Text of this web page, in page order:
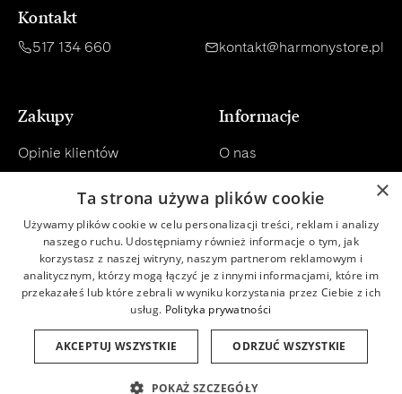
Kontakt
517 134 660 kontakt@harmonystore.pl
Zakupy
Opinie klientów
Konsultacja
Dostawa
Płatności
Zwroty
Program lojalnościowy
Informacje
O nas
Regulamin
Polityka prywatności
Newsletter
Baza wiedzy
Baza składników INCI
×
Ta strona używa plików cookie
Używamy plików cookie w celu personalizacji treści, reklam i analizy
naszego ruchu. Udostępniamy również informacje o tym, jak
korzystasz z naszej witryny, naszym partnerom reklamowym i
analitycznym, którzy mogą łączyć je z innymi informacjami, które im
przekazałeś lub które zebrali w wyniku korzystania przez Ciebie z ich
usług. Polityka prywatności
AKCEPTUJ WSZYSTKIE ODRZUĆ WSZYSTKIE
POKAŻ SZCZEGÓŁY